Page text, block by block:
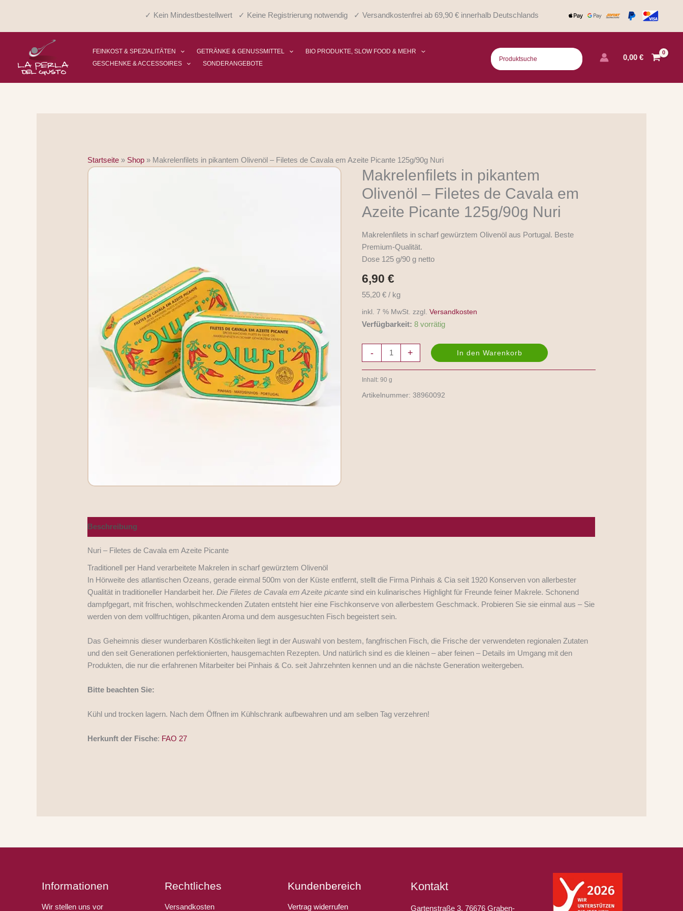
✓ Kein Mindestbestellwert ✓ Keine Registrierung notwendig ✓ Versandkostenfrei ab 69,90 € innerhalb Deutschlands
FEINKOST & SPEZIALITÄTEN GETRÄNKE & GENUSSMITTEL
BIO PRODUKTE, SLOW FOOD & MEHR
GESCHENKE & ACCESSOIRES
SONDERANGEBOTE
0,00 €
Startseite » Shop » Makrelenfilets in pikantem Olivenöl – Filetes de Cavala em Azeite Picante 125g/90g Nuri
Makrelenfilets in pikantem
Olivenöl – Filetes de Cavala em
Azeite Picante 125g/90g Nuri
Makrelenfilets in scharf gewürztem Olivenöl aus Portugal. Beste
Premium-Qualität.
Dose 125 g/90 g netto
6,90 €
55,20 € / kg
inkl. 7 % MwSt. zzgl. Versandkosten
Verfügbarkeit: 8 vorrätig
-
Makrelenfilets
pikantem
Olivenöl
Filetes
de
Cavala
Azeite
Picante
Menge
+ In den Warenkorb
Inhalt: 90 g
Artikelnummer: 38960092
Beschreibung
Nuri – Filetes de Cavala em Azeite Picante
Traditionell per Hand verarbeitete Makrelen in scharf gewürztem Olivenöl
In Hörweite des atlantischen Ozeans, gerade einmal 500m von der Küste entfernt, stellt die Firma Pinhais & Cia seit 1920 Konserven von allerbester
Qualität in traditioneller Handarbeit her.Die Filetes de Cavala em Azeite picante sind ein kulinarisches Highlight für Freunde feiner Makrele. Schonend
dampfgegart, mit frischen, wohlschmeckenden Zutaten entsteht hier eine Fischkonserve von allerbestem Geschmack. Probieren Sie sie einmal aus – Sie
werden von dem vollfruchtigen, pikanten Aroma und dem ausgesuchten Fisch begeistert sein.
Das Geheimnis dieser wunderbaren Köstlichkeiten liegt in der Auswahl von bestem, fangfrischen Fisch, die Frische der verwendeten regionalen Zutaten
und den seit Generationen perfektionierten, hausgemachten Rezepten. Und natürlich sind es die kleinen – aber feinen – Details im Umgang mit den
Produkten, die nur die erfahrenen Mitarbeiter bei Pinhais & Co. seit Jahrzehnten kennen und an die nächste Generation weitergeben.
Bitte beachten Sie:
Kühl und trocken lagern. Nach dem Öffnen im Kühlschrank aufbewahren und am selben Tag verzehren!
Herkunft der Fische: FAO 27
Informationen
Wir stellen uns vor
Rechtliches
Versandkosten
Kundenbereich
Vertrag widerrufen
Kontakt
Gartenstraße 3, 76676 Graben-